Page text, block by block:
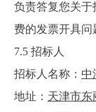
负责答复您关于
费的发票开具问
7.5 招标人
招标人名称： 中
地址： 天津市东